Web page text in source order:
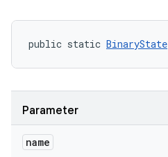
public static BinaryState
Parameter
name